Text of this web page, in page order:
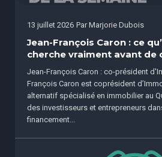
13 juillet 2026 Par Marjorie Dubois
Jean-François Caron : ce
cherche vraiment avant de
Jean-François Caron : co-président
François Caron est coprésident
alternatif spécialisé en immobilier au
des investisseurs et entrepreneurs
financement...